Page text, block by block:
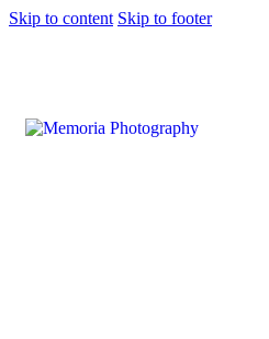
Skip to content Skip to footer